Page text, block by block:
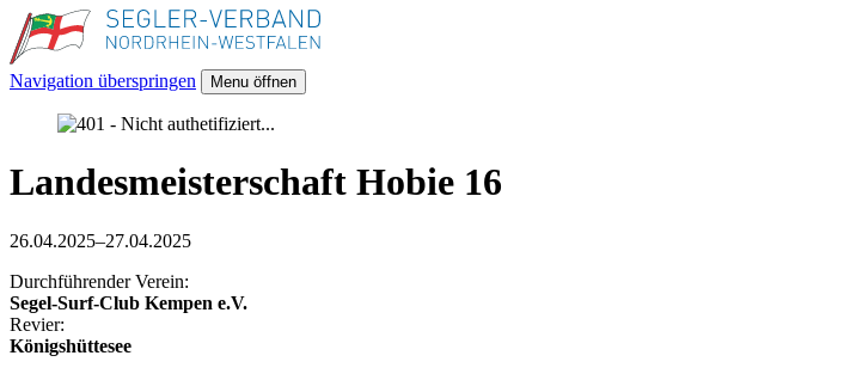
Navigation überspringen Menu öffnen
Landesmeisterschaft Hobie 16
26.04.2025–27.04.2025
Durchführender Verein:
Segel-Surf-Club Kempen e.V.
Revier:
Königshüttesee